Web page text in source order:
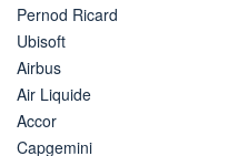
Pernod Ricard
Ubisoft
Airbus
Air Liquide
Accor
Capgemini